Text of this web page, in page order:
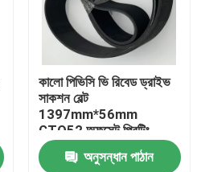
কালো পিভিসি ভি রিবেড ড্রাইভ
সাকশন বেল্ট
1397mm*56mm
GTO52 অফসেট প্রিন্টিং
মেশিনের জন্য
অনুসন্ধান পাঠান